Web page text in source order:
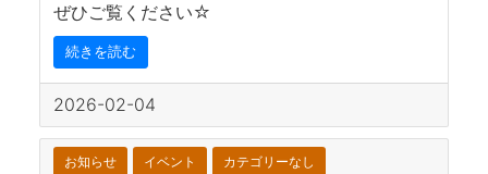
ぜひご覧ください☆
続きを読む
2026-02-04
お知らせ イベント カテゴリーなし